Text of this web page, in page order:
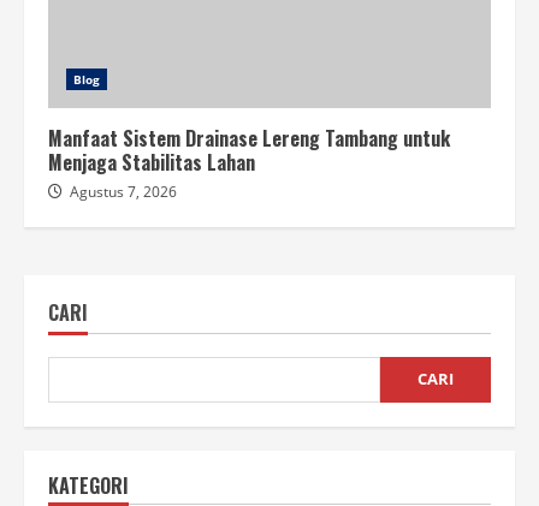
Blog
Manfaat Sistem Drainase Lereng Tambang untuk
Menjaga Stabilitas Lahan
Agustus 7, 2026
CARI
CARI
KATEGORI